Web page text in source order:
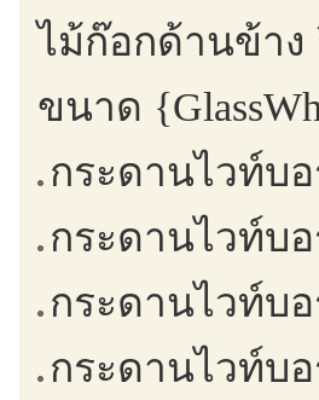
ไม้ก๊อกด้านข้า
ขนาด
กระดานไวท์บ
กระดานไวท์บ
กระดานไวท์บ
กระดานไวท์บ